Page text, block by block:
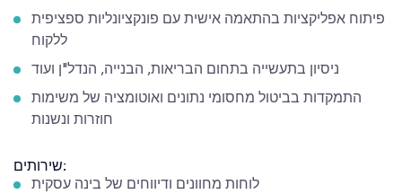
פיתוח אפליקציות בהתאמה אישית עם פונקציונליות ספציפית
ללקוח
ניסיון בתעשייה בתחום הבריאות, הבנייה, הנדל"ן ועוד
התמקדות בביטול מחסומי נתונים ואוטומציה של משימות
חוזרות ונשנות
שירותים:
לוחות מחוונים ודיווחים של בינה עסקית